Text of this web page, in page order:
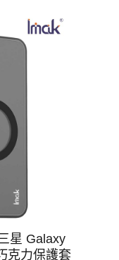
星 Galaxy
克力保護套